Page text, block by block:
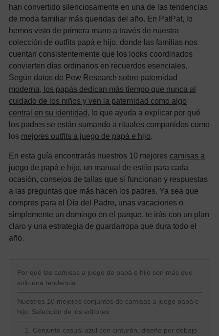
han convertido silenciosamente en una de las tendencias
de moda familiar más queridas del año. En PatPat, lo
hemos visto de primera mano a través de nuestra
colección de outfits papá e hijo, donde las familias nos
cuentan consistentemente que los looks coordinados
convierten días ordinarios en recuerdos esenciales.
Según datos de Pew Research sobre paternidad
moderna, los papás dedican más tiempo que nunca al
cuidado de los niños y ven la paternidad como algo
central en su identidad, lo que ayuda a explicar por qué
los padres se están sumando a rituales compartidos como
los mejores outfits a juego de papá e hijo.
En esta guía encontrarás nuestros 10 mejores camisas a
juego de papá e hijo, un manual de estilo para cada
ocasión, consejos de tallas que sí funcionan y respuestas
a las preguntas que más hacen los padres. Ya sea que
compres para el Día del Padre, unas vacaciones o
simplemente un domingo en el parque, te irás con un plan
claro y una estrategia de guardarropa que dura todo el
año.
Por qué las camisas a juego de papá e hijo son más que
solo una tendencia
Nuestros 10 mejores conjuntos de camisas a juego papá e
hijo: Selección de los editores
1. Conjunto casual azul con cinturón, diseño por debajo